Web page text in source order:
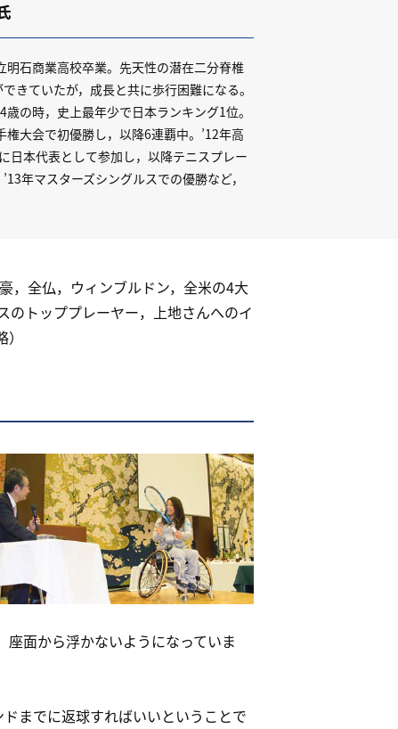
石商業高校卒業。先天性の潜在二分脊椎
きていたが，成長と共に歩行困難になる。
の時，史上最年少で日本ランキング1位。
大会で初優勝し，以降6連覇中。’12年高
日本代表として参加し，以降テニスプレー
年マスターズシングルスでの優勝など，
，全仏，ウィンブルドン，全米の4大
のトッププレーヤー，上地さんへのイ
面から浮かないようになっていま
までに返球すればいいということで